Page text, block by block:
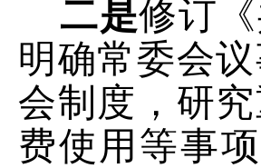
二是修订
明确常委会
会制度，研
费使用等事